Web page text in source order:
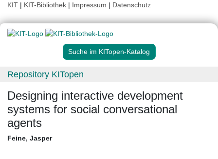
KIT | KIT-Bibliothek | Impressum | Datenschutz
Suche im KITopen-Katalog
Repository KITopen
Designing interactive development
systems for social conversational
agents
Feine, Jasper